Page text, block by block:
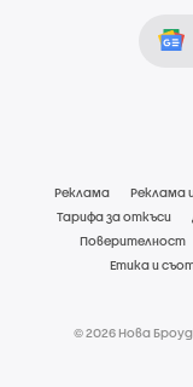
Реклама Реклама
Тарифа за откъси
Поверителност
Етика и
© 2026 Нова